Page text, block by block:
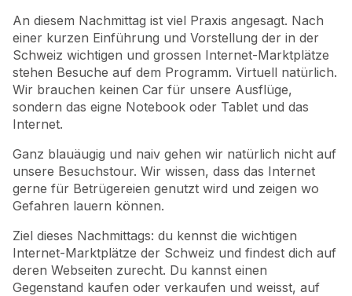
An diesem Nachmittag ist viel Praxis angesagt. Nach
einer kurzen Einführung und Vorstellung der in der
Schweiz wichtigen und grossen Internet-Marktplätze
stehen Besuche auf dem Programm. Virtuell natürlich.
Wir brauchen keinen Car für unsere Ausflüge,
sondern das eigne Notebook oder Tablet und das
Internet.
Ganz blauäugig und naiv gehen wir natürlich nicht auf
unsere Besuchstour. Wir wissen, dass das Internet
gerne für Betrügereien genutzt wird und zeigen wo
Gefahren lauern können.
Ziel dieses Nachmittags: du kennst die wichtigen
Internet-Marktplätze der Schweiz und findest dich auf
deren Webseiten zurecht. Du kannst einen
Gegenstand kaufen oder verkaufen und weisst, auf